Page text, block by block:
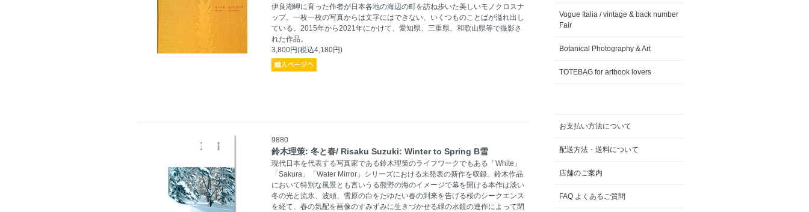
伊良湖岬に育った作者が日本各地の海辺の町を訪ね歩いた美しいモノクロスナ
ップ。一枚一枚の写真からは文字にはできない、いくつものことばが溢れ出し
ている。2015年から2021年にかけて、愛知県、三重県、和歌山県等で撮影さ
れた作品。
3,800円(税込4,180円)
9880
鈴木理策: 冬と春/ Risaku Suzuki: Winter to Spring B雪
現代日本を代表する写真家である鈴木理策のライフワークでもある「White」
「Sakura」「Water Mirror」シリーズにおける未発表の新作を収録。鈴木作品
において特別な風景とも言いうる熊野の海のイメージで幕を開ける本作は淡い
冬の光と流氷、波頭、雪原の白をたゆたい春の到来を告げる桜のシークエンス
を経て、春の気配を画像のすみずみに生きづかせる緑の水鏡の連作によって閉
Vogue Italia / vintage & back number
Fair
Botanical Photography & Art
TOTEBAG for artbook lovers
お支払い方法について
配送方法・送料について
店舗のご案内
FAQ よくあるご質問